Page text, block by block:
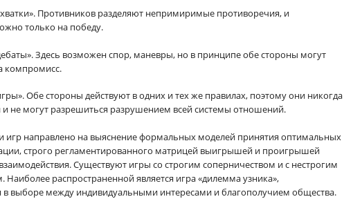
Противников разделяют непримиримые противоречия, и
только на победу.
Здесь возможен спор, маневры, но в принципе обе стороны могут
компромисс.
Обе стороны действуют в одних и тех же правилах, поэтому они никогда
и не могут разрешиться разрушением всей системы отношений.
игр направлено на выяснение формальных моделей принятия оптимальных
строго регламентированного матрицей выигрышей и проигрышей
Существуют игры со строгим соперничеством и с нестрогим
Наиболее распространенной является игра «дилемма узника»,
выборе между индивидуальными интересами и благополучием общества.